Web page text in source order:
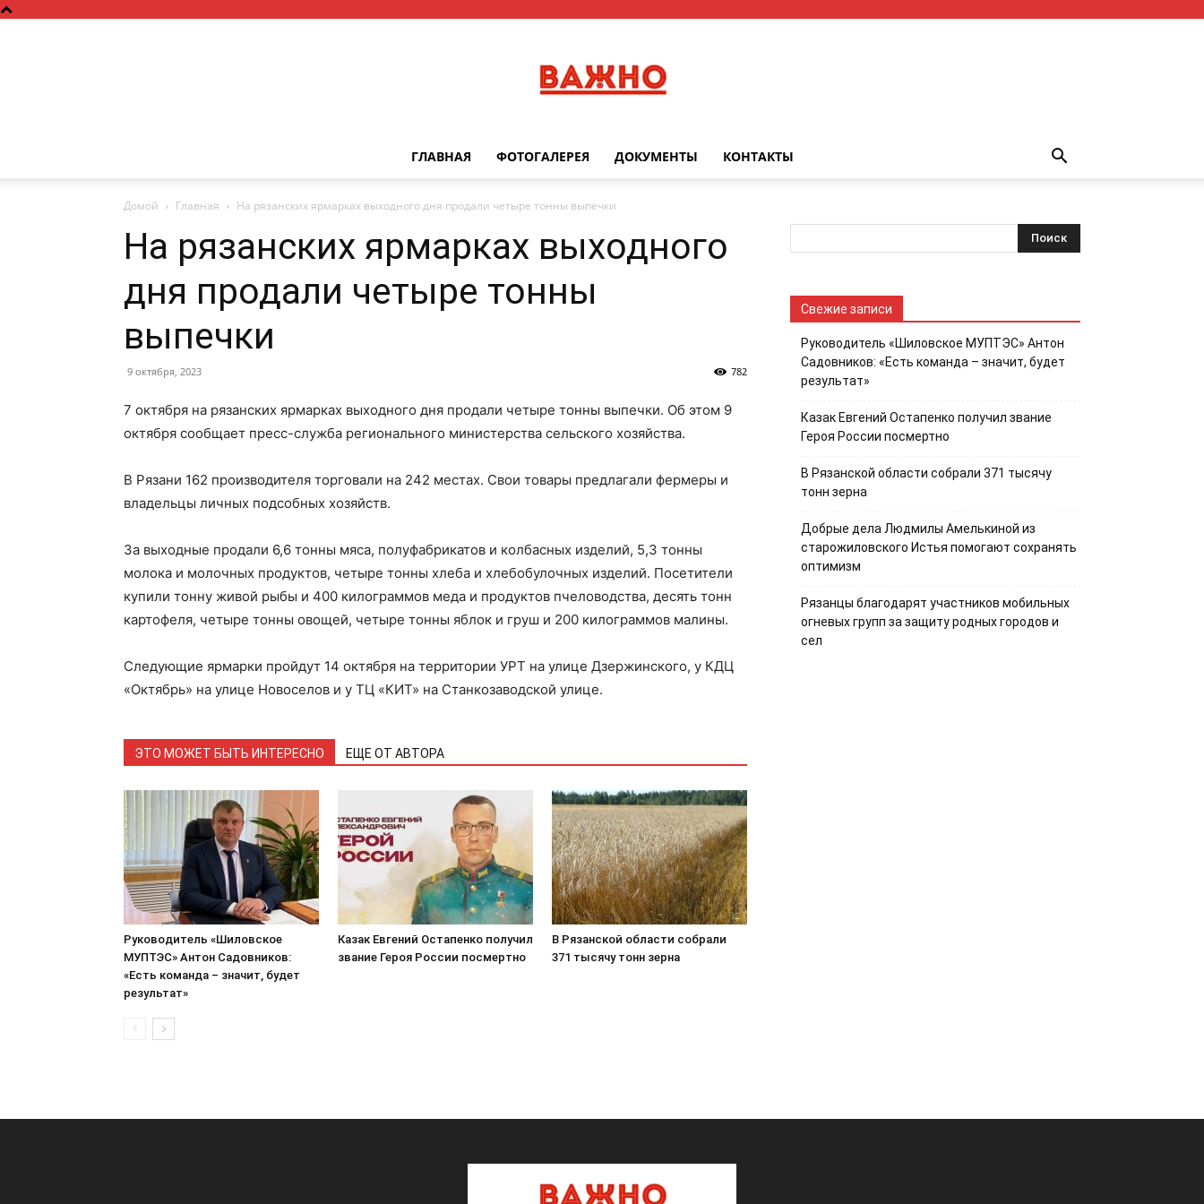
Важно
ГЛАВНАЯ ФОТОГАЛЕРЕЯ ДОКУМЕНТЫ КОНТАКТЫ
Домой Главная На рязанских ярмарках выходного дня продали четыре тонны выпечки
На рязанских ярмарках выходного
дня продали четыре тонны
выпечки
9 октября, 2023 782
7 октября на рязанских ярмарках выходного дня продали четыре тонны выпечки. Об этом 9
октября сообщает пресс-служба регионального министерства сельского хозяйства.
В Рязани 162 производителя торговали на 242 местах. Свои товары предлагали фермеры и
владельцы личных подсобных хозяйств.
За выходные продали 6,6 тонны мяса, полуфабрикатов и колбасных изделий, 5,3 тонны
молока и молочных продуктов, четыре тонны хлеба и хлебобулочных изделий. Посетители
купили тонну живой рыбы и 400 килограммов меда и продуктов пчеловодства, десять тонн
картофеля, четыре тонны овощей, четыре тонны яблок и груш и 200 килограммов малины.
Следующие ярмарки пройдут 14 октября на территории УРТ на улице Дзержинского, у КДЦ
«Октябрь» на улице Новоселов и у ТЦ «КИТ» на Станкозаводской улице.
ЭТО МОЖЕТ БЫТЬ ИНТЕРЕСНО ЕЩЕ ОТ АВТОРА
Руководитель «Шиловское
МУПТЭС» Антон Садовников:
«Есть команда – значит, будет
результат»
Казак Евгений Остапенко получил
звание Героя России посмертно
В Рязанской области собрали
371 тысячу тонн зерна
Свежие записи
Руководитель «Шиловское МУПТЭС» Антон
Садовников: «Есть команда – значит, будет
результат»
Казак Евгений Остапенко получил звание
Героя России посмертно
В Рязанской области собрали 371 тысячу
тонн зерна
Добрые дела Людмилы Амелькиной из
старожиловского Истья помогают сохранять
оптимизм
Рязанцы благодарят участников мобильных
огневых групп за защиту родных городов и
сел